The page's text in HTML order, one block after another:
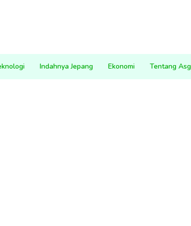
Indahnya Jepang Ekonomi Tentang